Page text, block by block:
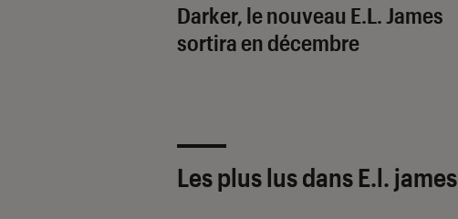
Darker, le nouveau E.L. James
sortira en décembre
Les plus lus dans E.l. james